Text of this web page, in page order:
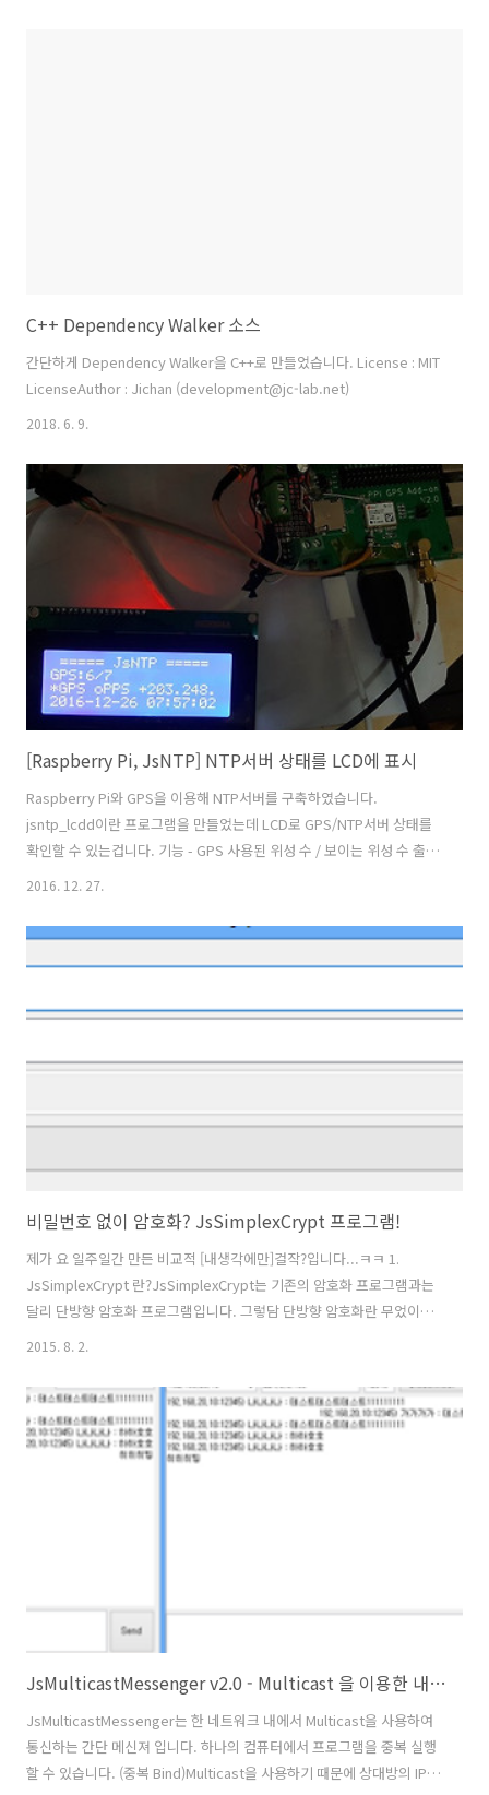
C++ Dependency Walker 소스
간단하게 Dependency Walker을 C++로 만들었습니다. License : MIT
LicenseAuthor : Jichan (development@jc-lab.net)
2018. 6. 9.
[Raspberry Pi, JsNTP] NTP서버 상태를 LCD에 표시
Raspberry Pi와 GPS을 이용해 NTP서버를 구축하였습니다.
jsntp_lcdd이란 프로그램을 만들었는데 LCD로 GPS/NTP서버 상태를
확인할 수 있는겁니다. 기능 - GPS 사용된 위성 수 / 보이는 위성 수 출력
- NTPd 가 사용하고 있는 time source 출력 - 실시간 시각 출력 -
로 바빠서.. 대충짰어요..^^소스 보면 JsCPPUtils 이라고 있는데 쓸만한
정보 (위에서 *가 뭔지 o가 뭔지 +가 뭔지 ..
2016. 12. 27.
비밀번호 없이 암호화? JsSimplexCrypt 프로그램!
제가 요 일주일간 만든 비교적 [내생각에만]걸작?입니다...ㅋㅋ 1.
JsSimplexCrypt 란?JsSimplexCrypt는 기존의 암호화 프로그램과는
달리 단방향 암호화 프로그램입니다. 그렇담 단방향 암호화란 무었이냐
구요? 어떤 분은 Hash을 생각하실 수도 있지만 Hash가 아닌 말 그대로
암호화가 가능한 프로그램입니다. 물론 복호화에는 사용자의 비밀번호
가 필요합니다. 2. 어떻게 작동하나?비대칭 키 암호화 방식인 RSA 알고
리즘을 사용합니다.‘정보파일’에는 RSA[1024bit]개인키가 본인의 비밀
번호로 암호화[AES-CBC-256]되어 저장되어 있습니다.파일 암호화에는
2015. 8. 2.
JsMulticastMessenger v2.0 - Multicast 을 이용한 내부망 메신저
JsMulticastMessenger는 한 네트워크 내에서 Multicast을 사용하여
통신하는 간단 메신져 입니다. 하나의 컴퓨터에서 프로그램을 중복 실행
할 수 있습니다. (중복 Bind)Multicast을 사용하기 때문에 상대방의 IP을